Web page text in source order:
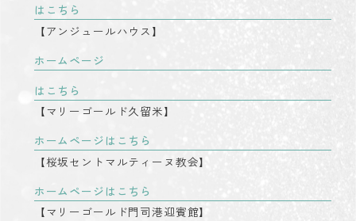
はこちら
【アンジュールハウス】
ホームページ
はこちら
【マリーゴールド久留米】
ホームページはこちら
【桜坂セントマルティーヌ教会】
ホームページはこちら
【マリーゴールド門司港迎賓館】